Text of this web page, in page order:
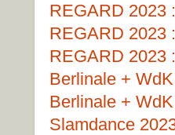
REGARD 2023
REGARD 2023
REGARD 2023
Berlinale +
Berlinale +
Slamdance